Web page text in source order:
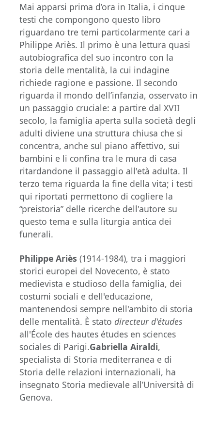
Mai apparsi prima d’ora in Italia, i cinque
testi che compongono questo libro
riguardano tre temi particolarmente cari a
Philippe Ariès. Il primo è una lettura quasi
autobiografica del suo incontro con la
storia delle mentalità, la cui indagine
richiede ragione e passione. Il secondo
riguarda il mondo dell’infanzia, osservato in
un passaggio cruciale: a partire dal XVII
secolo, la famiglia aperta sulla società degli
adulti diviene una struttura chiusa che si
concentra, anche sul piano affettivo, sui
bambini e li confina tra le mura di casa
ritardandone il passaggio all'età adulta. Il
terzo tema riguarda la fine della vita; i testi
qui riportati permettono di cogliere la
“preistoria” delle ricerche dell'autore su
questo tema e sulla liturgia antica dei
funerali.
Philippe Ariès (1914-1984), tra i maggiori
storici europei del Novecento, è stato
medievista e studioso della famiglia, dei
costumi sociali e dell'educazione,
mantenendosi sempre nell'ambito di storia
delle mentalità. È stato directeur d'études
all'École des hautes études en sciences
sociales di Parigi.Gabriella Airaldi,
specialista di Storia mediterranea e di
Storia delle relazioni internazionali, ha
insegnato Storia medievale all’Università di
Genova.